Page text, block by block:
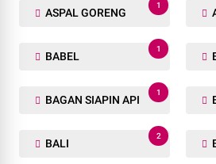
ASPAL GORENG
1
BABEL
1
BAGAN SIAPIN API
1
BALI
2